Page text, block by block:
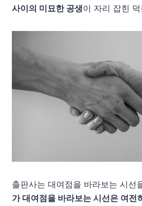
사이의 미묘한 공생이 자리 잡힌
출판사는 대여점을 바라보는 시선
가 대여점을 바라보는 시선은 여전